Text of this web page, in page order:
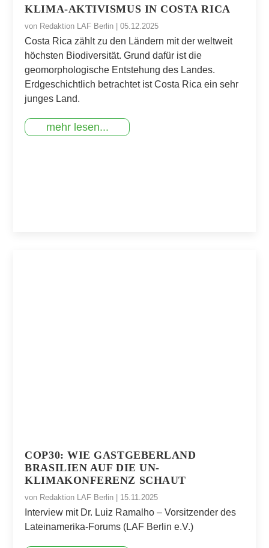
KLIMA-AKTIVISMUS IN COSTA RICA
von Redaktion LAF Berlin |05.12.2025
Costa Rica zählt zu den Ländern mit der weltweit
höchsten Biodiversität. Grund dafür ist die
geomorphologische Entstehung des Landes.
Erdgeschichtlich betrachtet ist Costa Rica ein sehr
junges Land.
mehr lesen...
COP30: WIE GASTGEBERLAND
BRASILIEN AUF DIE UN-
KLIMAKONFERENZ SCHAUT
von Redaktion LAF Berlin | 15.11.2025
Interview mit Dr. Luiz Ramalho – Vorsitzender des
Lateinamerika-Forums (LAF Berlin e.V.)